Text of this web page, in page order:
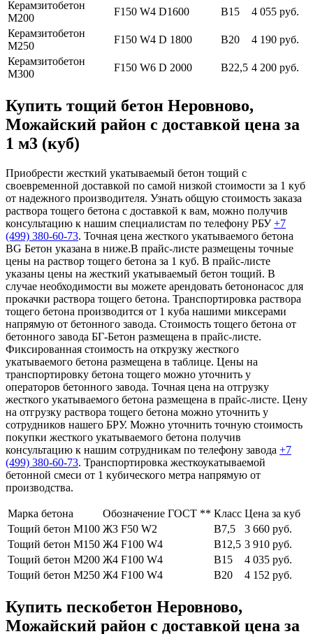
Керамзитобетон
М200
F150 W4 D1600 В15
4 055 руб.
Керамзитобетон
М250
F150 W4 D 1800 В20
4 190 руб.
Керамзитобетон
М300
F150 W6 D 2000 В22,5 4 200 руб.
Купить тощий бетон Неровново,
Можайский район с доставкой цена за
1 м3 (куб)
Приобрести жесткий укатываемый бетон тощий с
своевременной доставкой по самой низкой стоимости за 1 куб
от надежного производителя. Узнать общую стоимость заказа
раствора тощего бетона с доставкой к вам, можно получив
консультацию к нашим специалистам по телефону РБУ+7
(499) 380-60-73. Точная цена жесткого укатываемого бетона
BG Бетон указана в ниже.В прайс-листе размещены точные
цены на раствор тощего бетона за 1 куб. В прайс-листе
указаны цены на жесткий укатываемый бетон тощий. В
случае необходимости вы можете арендовать бетононасос для
прокачки раствора тощего бетона. Транспортировка раствора
тощего бетона производится от 1 куба нашими миксерами
напрямую от бетонного завода. Стоимость тощего бетона от
бетонного завода БГ-Бетон размещена в прайс-листе.
Фиксированная стоимость на открузку жесткого
укатываемого бетона размещена в таблице. Цены на
транспортировку бетона тощего можно уточнить у
операторов бетонного завода. Точная цена на отгрузку
жесткого укатываемого бетона размещена в прайс-листе. Цену
на отгрузку раствора тощего бетона можно уточнить у
сотрудников нашего БРУ. Можно уточнить точную стоимость
покупки жесткого укатываемого бетона получив
консультацию к нашим сотрудникам по телефону завода +7
(499) 380-60-73. Транспортировка жесткоукатываемой
бетонной смеси от 1 кубического метра напрямую от
производства.
Марка бетона Обозначение ГОСТ ** Класс Цена за куб
Тощий бетон М100 Ж3 F50 W2 В7,5
3 660 руб.
Тощий бетон М150 Ж4 F100 W4 В12,5 3 910 руб.
Тощий бетон М200 Ж4 F100 W4 В15
4 035 руб.
Тощий бетон М250 Ж4 F100 W4 В20 4 152 руб.
Купить пескобетон Неровново,
Можайский район с доставкой цена за